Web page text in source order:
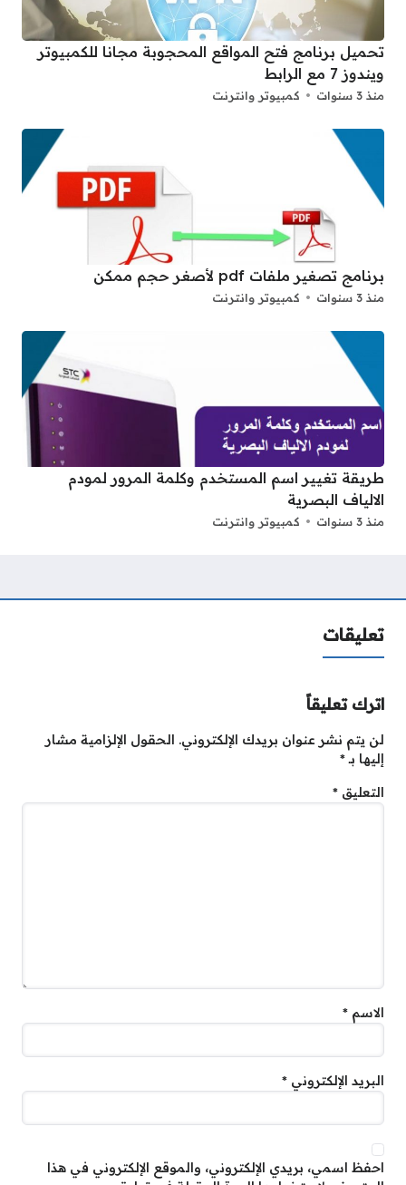
تحميل برنامج فتح المواقع المحجوبة مجانا للكمبيوتر
ويندوز 7 مع الرابط
منذ 3 سنوات كمبيوتر وانترنت
برنامج تصغير ملفات pdf لأصغر حجم ممكن
منذ 3 سنوات كمبيوتر وانترنت
طريقة تغيير اسم المستخدم وكلمة المرور لمودم
الالياف البصرية
منذ 3 سنوات كمبيوتر وانترنت
تعليقات
اترك تعليقاً
لن يتم نشر عنوان بريدك الإلكتروني. الحقول الإلزامية مشار
إليها بـ*
التعليق *
الاسم *
البريد الإلكتروني *
احفظ اسمي، بريدي الإلكتروني، والموقع الإلكتروني في هذا